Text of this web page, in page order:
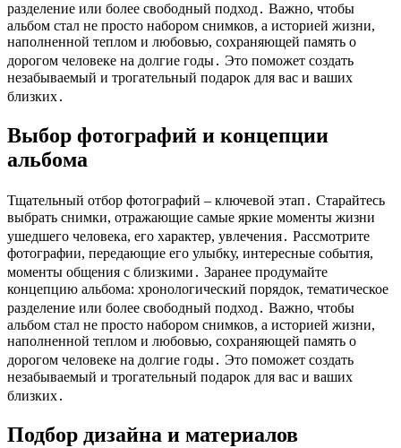
разделение или более свободный подход․ Важно, чтобы
альбом стал не просто набором снимков, а историей жизни,
наполненной теплом и любовью, сохраняющей память о
дорогом человеке на долгие годы․ Это поможет создать
незабываемый и трогательный подарок для вас и ваших
близких․
Выбор фотографий и концепции
альбома
Тщательный отбор фотографий – ключевой этап․ Старайтесь
выбрать снимки, отражающие самые яркие моменты жизни
ушедшего человека, его характер, увлечения․ Рассмотрите
фотографии, передающие его улыбку, интересные события,
моменты общения с близкими․ Заранее продумайте
концепцию альбома: хронологический порядок, тематическое
разделение или более свободный подход․ Важно, чтобы
альбом стал не просто набором снимков, а историей жизни,
наполненной теплом и любовью, сохраняющей память о
дорогом человеке на долгие годы․ Это поможет создать
незабываемый и трогательный подарок для вас и ваших
близких․
Подбор дизайна и материалов